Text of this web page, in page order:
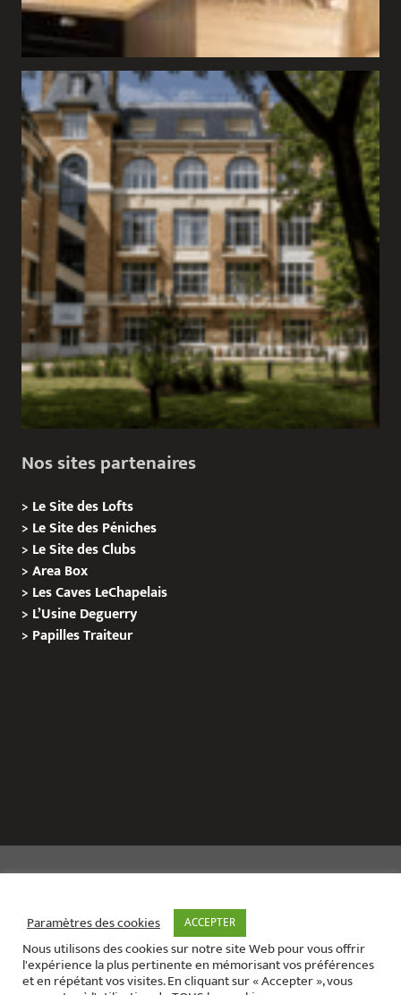
Nos sites partenaires
> Le Site des Lofts
> Le Site des Péniches
> Le Site des Clubs
>Area Box
> Les Caves LeChapelais
> L’Usine Deguerry
> PapillesTraiteur
Le site de l’évènementiel contact :01 42 71 40 79
Contact mail:contact@areabox.fr
Paramètres des cookies ACCEPTER
Nous utilisons des cookies sur notre site Web pour vous offrir
l'expérience la plus pertinente en mémorisant vos préférences
et en répétant vos visites. En cliquant sur « Accepter », vous